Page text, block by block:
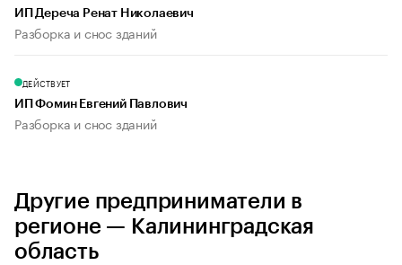
ИП Дереча Ренат Николаевич
Разборка и снос зданий
ДЕЙСТВУЕТ
ИП Фомин Евгений Павлович
Разборка и снос зданий
Другие предприниматели в
регионе — Калининградская
область